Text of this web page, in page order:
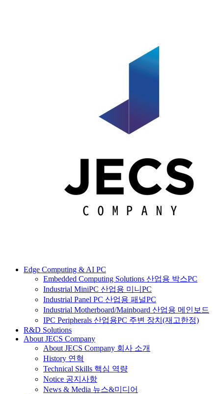
Edge Computing & AI PC
Embedded Computing Solutions 산업용 박스PC
Industrial MiniPC 산업용 미니PC
Industrial Panel PC 산업용 패널PC
Industrial Motherboard/Mainboard 산업용 메인보드
IPC Peripherals 산업용PC 주변 장치(재고한정)
R&D Solutions
About JECS Company
About JECS Company 회사 소개
History 연혁
Technical Skills 핵심 역량
Notice 공지사항
News & Media 뉴스&미디어